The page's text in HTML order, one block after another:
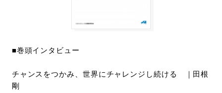
■巻頭インタビュー
チャンスをつかみ、世界にチャレンジし続ける ｜田根
剛